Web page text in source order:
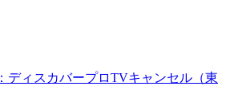
ディスカバープロTVキャンセル（東